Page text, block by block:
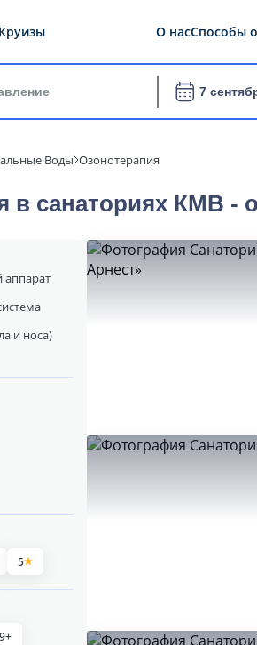
Круизы О насСпособы
7
Воды Озонотерапия
в cанаториях КМВ
аппарат
и носа)
5
9+